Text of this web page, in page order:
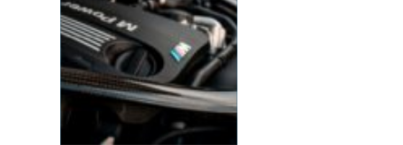
1950’ernes C...